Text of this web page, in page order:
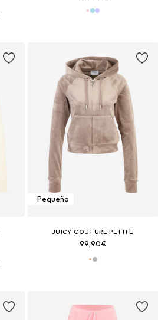
Pequeño
JUICY COUTURE PETITE
99,90€